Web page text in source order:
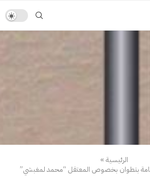
الرئيسية»
العامة بتطوان بخصوص المعتقل “محمد لمغبشي”